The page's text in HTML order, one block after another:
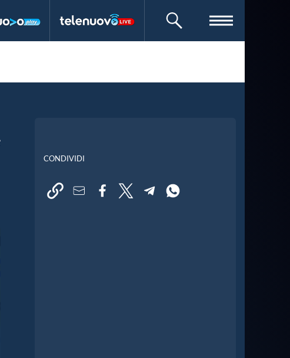
CERCA
CONDIVIDI